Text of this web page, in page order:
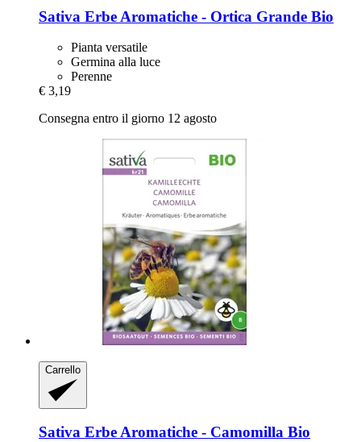
Sativa Erbe Aromatiche -​ Ortica Grande Bio
Pianta versatile
Germina alla luce
Perenne
€ 3,19
Consegna entro il giorno 12 agosto
Carrello
Sativa Erbe Aromatiche -​ Camomilla Bio